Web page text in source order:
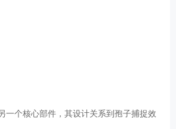
个核心部件，其设计关系到孢子捕捉效